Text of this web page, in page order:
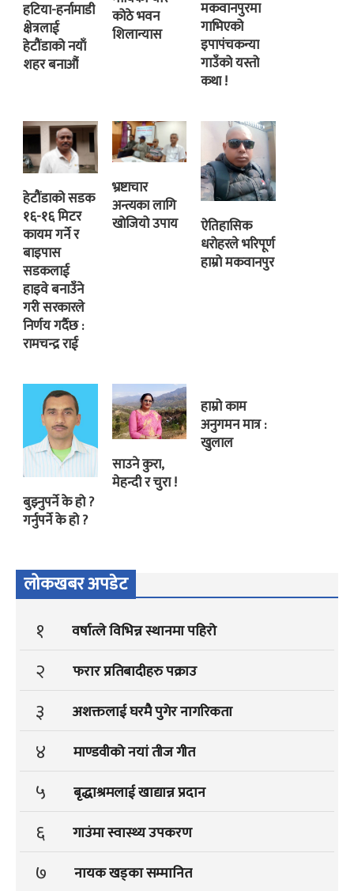
हटिया-हर्नामाडी
क्षेत्रलाई
हेटौंडाको नयाँ
शहर बनाऔं
कोठे भवन
शिलान्यास
मकवानपुरमा
गाभिएको
इपापंचकन्या
गाउँको यस्तो
कथा !
हेटौंडाको सडक
१६-१६ मिटर
कायम गर्ने र
बाइपास
सडकलाई
हाइवे बनाउँने
गरी सरकारले
निर्णय गर्दैछ :
रामचन्द्र राई
भ्रष्टाचार
अन्त्यका लागि
खोजियो उपाय
ऐतिहासिक
धरोहरले भरिपूर्ण
हाम्रो मकवानपुर
बुझ्नुपर्ने के हो ?
गर्नुपर्ने के हो ?
साउने कुरा,
मेहन्दी र चुरा !
हाम्रो काम
अनुगमन मात्र :
खुलाल
लोकखबर अपडेट
१ वर्षात्ले विभिन्न स्थानमा पहिरो
२ फरार प्रतिबादीहरु पक्राउ
३ अशक्तलाई घरमै पुगेर नागरिकता
४ माण्डवीको नयां तीज गीत
५ बृद्धाश्रमलाई खाद्यान्न प्रदान
६ गाउंमा स्वास्थ्य उपकरण
७ नायक खड्का सम्मानित